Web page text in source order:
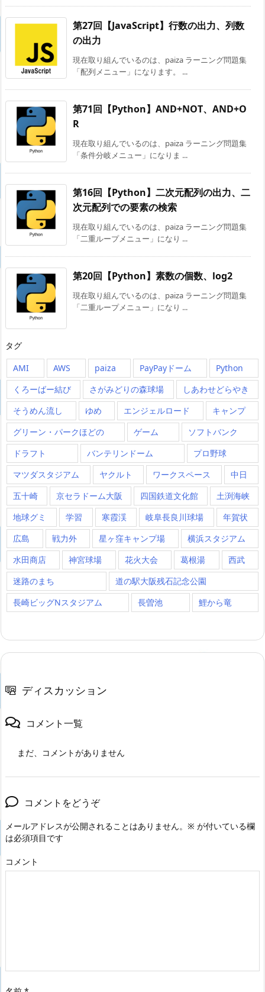
第27回【JavaScript】行数の出力、列数
の出力
現在取り組んでいるのは、paiza ラーニング問題集
「配列メニュー」になります。 ...
第71回【Python】AND+NOT、AND+O
R
現在取り組んでいるのは、paiza ラーニング問題集
「条件分岐メニュー」になりま ...
第16回【Python】二次元配列の出力、二
次元配列での要素の検索
現在取り組んでいるのは、paiza ラーニング問題集
「二重ループメニュー」になり ...
第20回【Python】素数の個数、log2
現在取り組んでいるのは、paiza ラーニング問題集
「二重ループメニュー」になり ...
タグ
AMI
AWS paiza PayPayドーム
Python
くろーばー結び
さがみどりの森球場
しあわせどらやき
そうめん流し
ゆめ エンジェルロード
キャンプ
グリーン・パークほどの
ゲーム
ソフトバンク
ドラフト
バンテリンドーム
プロ野球
マツダスタジアム
ヤクルト ワークスペース
中日
五十崎
京セラドーム大阪 四国鉄道文化館
土渕海峡
地球グミ
学習 寒霞渓 岐阜長良川球場
年賀状
広島
戦力外 星ヶ窪キャンプ場
横浜スタジアム
水田商店
神宮球場 花火大会 葛根湯
西武
迷路のまち
道の駅大阪残石記念公園
長崎ビッグNスタジアム
長曽池 鯉から竜
ディスカッション
コメント一覧
まだ、コメントがありません
コメントをどうぞ
メールアドレスが公開されることはありません。 ※ が付いている欄
は必須項目です
コメント